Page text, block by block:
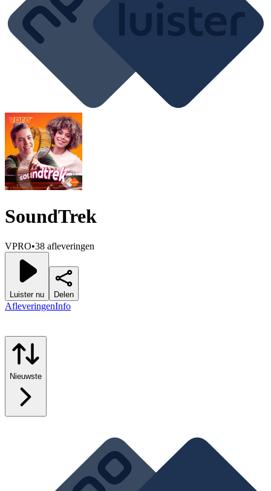
SoundTrek
VPRO•38 afleveringen
Luister nu Delen
AfleveringenInfo
Nieuwste